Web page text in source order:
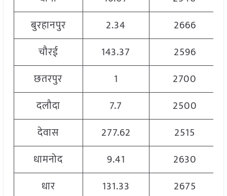
बुरहानपुर
2.34
2666
चौरई
143.37
2596
छतरपुर
1
2700
दलौदा
7.7
2500
देवास
277.62
2515
धामनोद
9.41
2630
धार
131.33
2675